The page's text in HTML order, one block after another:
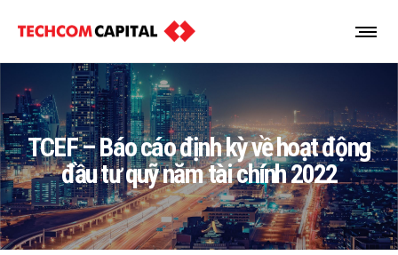
TCEF – Báo cáo định kỳ về hoạt động
đầu tư quỹ năm tài chính 2022